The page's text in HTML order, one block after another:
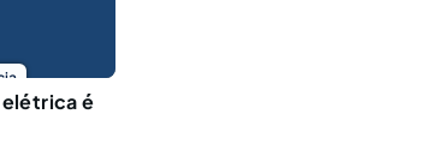
elétrica é